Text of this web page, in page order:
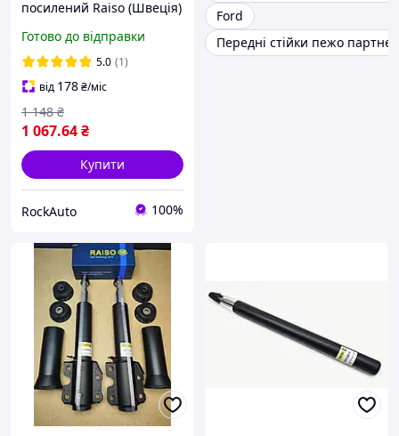
посилений Raiso (Швеція)
T4/Транспотер Т4
#RS105819 UASESYK24
Готово до відправки
5.0 (1)
від 178₴/міс
1 067.64₴
1 148 ₴
Купити
RockAuto 100%
Ford
Передні стійки пежо партнер